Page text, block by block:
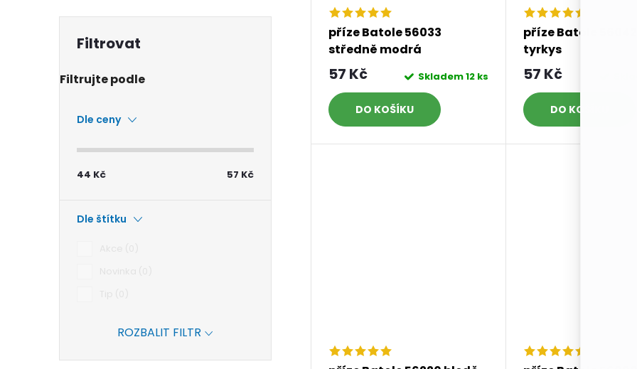
Dle ceny
44 Kč 57 Kč
Dle štítku
ROZBALIT FILTR
příze Batole 56033
středně modrá
57 Kč Skladem12 ks
DO KOŠÍKU
příze Batole 56042
tyrkys
57 Kč
DO KOŠÍKU